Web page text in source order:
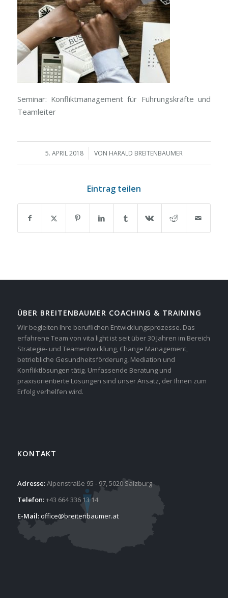
Seminar: Konfliktmanagement für Führungskräfte und
Teamleiter
5. APRIL 2018
/ VON HARALD BREITENBAUMER
Eintrag teilen
ÜBER BREITENBAUMER COACHING & TRAINING
Wir begleiten Ihre beruflichen Entwicklungsprozesse. Das
erfahrene Team von vita light ist seit über 30 Jahren im Bereich
Strategie- und Teamentwicklung, Change Management,
betriebliche Gesundheitsförderung, Mediation und
Konfliktlösungen tätig. Umfassende Beratung und
praxisorientierte Lösungen sind unser Ansatz, der Ihnen zum
Erfolg verhelfen wird.
KONTAKT
Adresse:Alpenstraße 95 - 97, 5020 Salzburg
Telefon:+43 664 336 13 14
E-Mail:office@breitenbaumer.at